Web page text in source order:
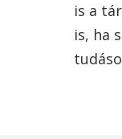
is a
is, ha